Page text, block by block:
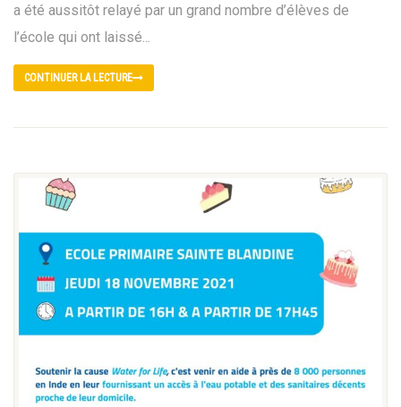
a été aussitôt relayé par un grand nombre d’élèves de
l’école qui ont laissé...
CONTINUER LA LECTURE